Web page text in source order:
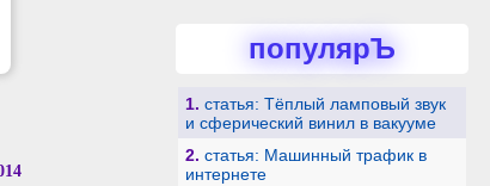
популярЪ
1. статья: Тёплый ламповый звук
и сферический винил в вакууме
2. статья: Машинный трафик в
интернете